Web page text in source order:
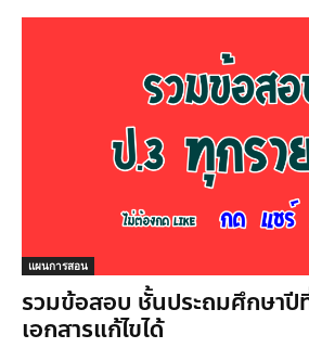
แผนการสอน
รวมข้อสอบ ชั้นประถมศึกษาปี
เอกสารแก้ไขได้